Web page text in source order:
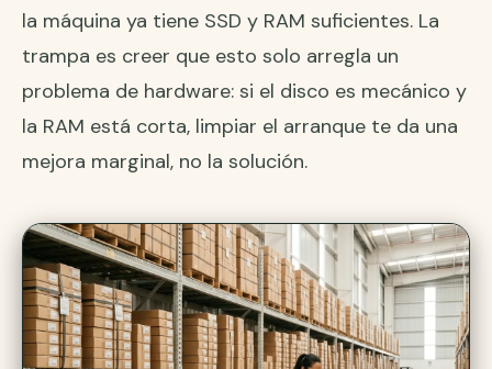
la máquina ya tiene SSD y RAM suficientes. La
trampa es creer que esto solo arregla un
problema de hardware: si el disco es mecánico y
la RAM está corta, limpiar el arranque te da una
mejora marginal, no la solución.